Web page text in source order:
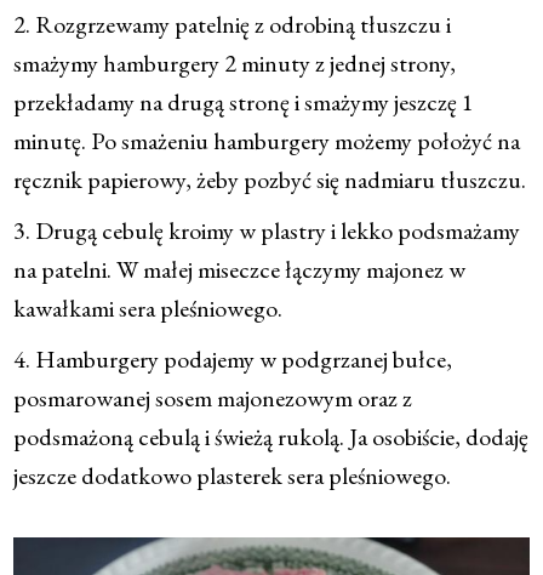
2. Rozgrzewamy patelnię z odrobiną tłuszczu i
smażymy hamburgery 2 minuty z jednej strony,
przekładamy na drugą stronę i smażymy jeszczę 1
minutę. Po smażeniu hamburgery możemy położyć na
ręcznik papierowy, żeby pozbyć się nadmiaru tłuszczu.
3. Drugą cebulę kroimy w plastry i lekko podsmażamy
na patelni. W małej miseczce łączymy majonez w
kawałkami sera pleśniowego.
4. Hamburgery podajemy w podgrzanej bułce,
posmarowanej sosem majonezowym oraz z
podsmażoną cebulą i świeżą rukolą. Ja osobiście, dodaję
jeszcze dodatkowo plasterek sera pleśniowego.